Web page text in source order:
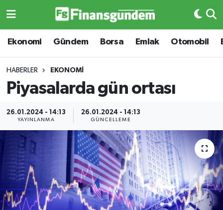
Ekonomi Gündem Borsa Emlak Otomobil
HABERLER EKONOMI
Piyasalarda gün ortası
26.01.2024 - 14:13
YAYINLANMA
26.01.2024 - 14:13
GÜNCELLEME
Ekonomi
Borsa
Emlak
Emtia
Otomobil
Gizlilik Sözleşmesi
Ekonomi
Borsa
Emlak
Otomobil
Emtia
BITCOIN